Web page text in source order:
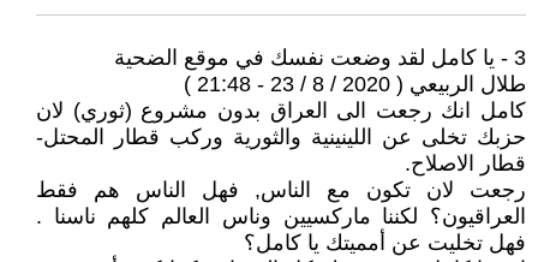
3 - يا كامل لقد وضعت نفسك في موقع الضحية
طلال الربيعي ( 2020 / 8 / 23 - 21:48 )
كامل انك رجعت الى العراق بدون مشروع (ثوري) لان
حزبك تخلى عن اللينينية والثورية وركب قطار المحتل-
قطار الاصلاح.
رجعت لان تكون مع الناس, فهل الناس هم فقط
العراقيون؟ لكننا ماركسيين وناس العالم كلهم ناسنا .
فهل تخليت عن أمميتك يا كامل؟